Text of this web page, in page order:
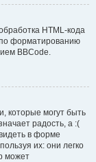
HTML-кода
форматированию
BBCode.
которые могут быть
радость, а :(
в форме
их: они легко
может